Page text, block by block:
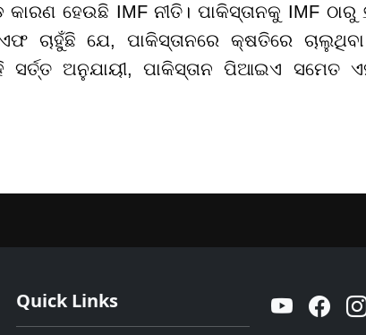
ହେଉଛି IMF ନୀତି। ପାକିସ୍ତାନକୁ IMF
ଯେ, ପାକିସ୍ତାନରେ କ୍ଷତିରେ ଚାଲୁଥିବା
ଅନୁଯାୟୀ, ପାକିସ୍ତାନ ପିଆଇଏ ସମେତ
Quick Links YouTube Facebook